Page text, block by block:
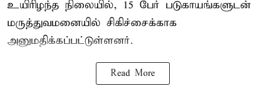
உயிரிழந்த நிலையில், 15 பேர் படுகாயங்களுடன்
மருத்துவமனையில் சிகிச்சைக்காக
அனுமதிக்கப்பட்டுள்ளனர்.
Read More